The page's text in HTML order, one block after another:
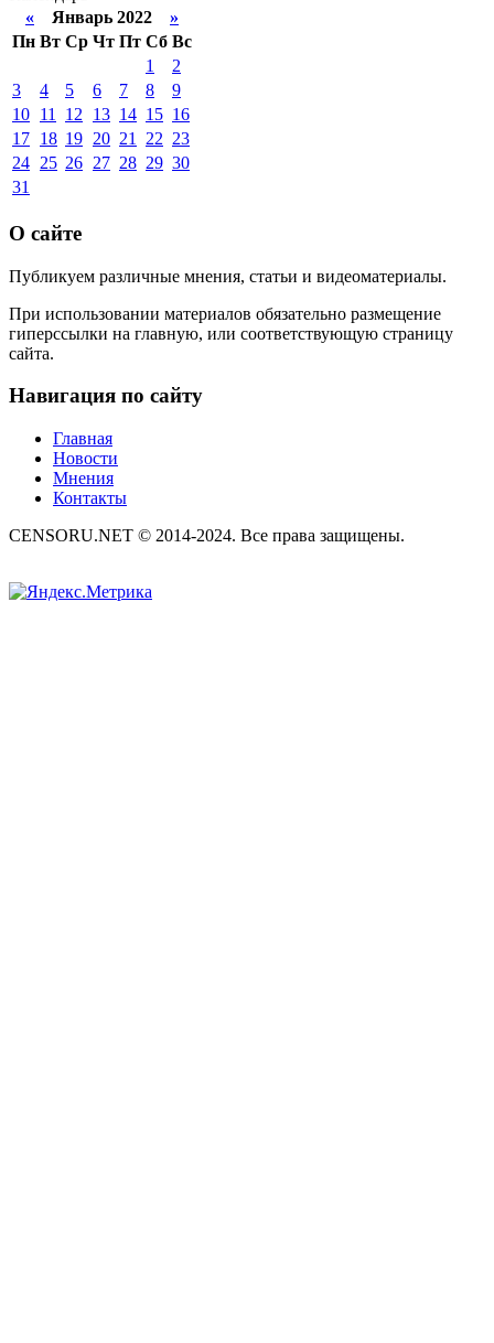
« Январь 2022 »
Пн Вт Ср Чт Пт Сб Вс
1
2
3
4 5 6 7 8
9
10 11 12 13 14 15 16
17 18 19 20 21 22 23
24 25 26 27 28 29 30
31
О сайте
Публикуем различные мнения, статьи и видеоматериалы.
При использовании материалов обязательно размещение
гиперссылки на главную, или соответствующую страницу
сайта.
Навигация по сайту
Главная
Новости
Мнения
Контакты
CENSORU.NET © 2014-2024. Все права защищены.